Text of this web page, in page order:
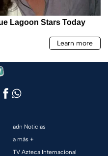
adn Noticias
a más +
TV Azteca Internacional